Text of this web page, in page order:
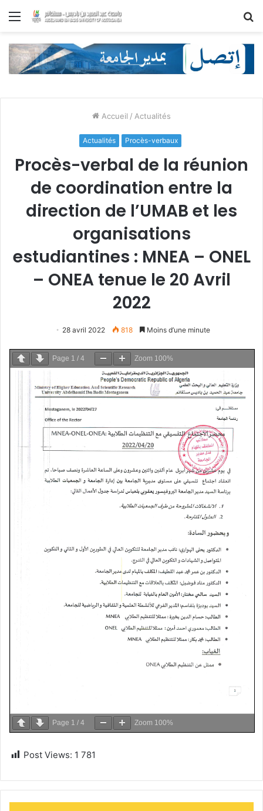
Menu
Accueil / Actualités
Actualités Procès-verbaux
Procès-verbal de la réunion
de coordination entre la
direction de l’UMAB et les
organisations
estudiantines : MNEA – ONEL
– ONEA tenue le 20 Avril
2022
28 avril 2022 818 Moins d’une minute
Page 1 / 4 Zoom 100%
Page 1 / 4 Zoom 100%
Post Views: 1 781